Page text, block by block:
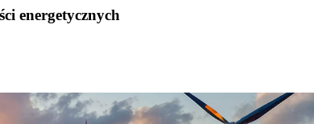
energetycznych